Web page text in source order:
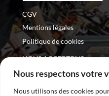
Nous respectons votre
Nous utilisons des cookies
CGV
Mentions légales
Politique de cookies
NOUS ACCEPTONS :